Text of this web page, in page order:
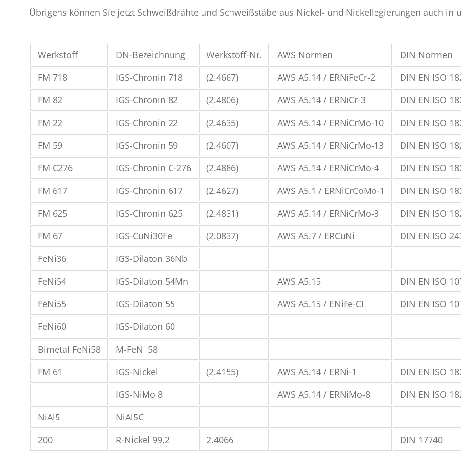
Übrigens können Sie jetzt Schweißdrähte und Schweißstäbe aus Nickel- und Nickellegierungen auch in
Werkstoff DN-Bezeichnung Werkstoff-Nr. AWS Normen
DIN Normen
FM 718
IGS-Chronin 718 (2.4667) AWS A5.14 / ERNiFeCr-2
DIN EN ISO
FM 82
IGS-Chronin 82 (2.4806) AWS A5.14 / ERNiCr-3
DIN EN ISO
FM 22
IGS-Chronin 22 (2.4635) AWS A5.14 / ERNiCrMo-10
DIN EN ISO
FM 59
IGS-Chronin 59 (2.4607) AWS A5.14 / ERNiCrMo-13
DIN EN ISO
FM C276
IGS-Chronin C-276 (2.4886) AWS A5.14 / ERNiCrMo-4
DIN EN ISO
FM 617
IGS-Chronin 617 (2.4627) AWS A5.1 / ERNiCrCoMo-1
DIN EN ISO
FM 625
IGS-Chronin 625 (2.4831) AWS A5.14 / ERNiCrMo-3
DIN EN ISO
FM 67
IGS-CuNi30Fe (2.0837) AWS A5.7 / ERCuNi
DIN EN ISO
FeNi36
IGS-Dilaton 36Nb
FeNi54
IGS-Dilaton 54Mn AWS A5.15
DIN EN ISO
FeNi55
IGS-Dilaton 55 AWS A5.15 / ENiFe-CI
DIN EN ISO
FeNi60
IGS-Dilaton 60
Bimetal FeNi58
M-FeNi 58
FM 61
IGS-Nickel (2.4155) AWS A5.14 / ERNi-1
DIN EN ISO
IGS-NiMo 8
AWS A5.14 / ERNiMo-8
DIN EN ISO
NiAl5
NiAl5C
200
R-Nickel 99,2 2.4066
DIN 17740